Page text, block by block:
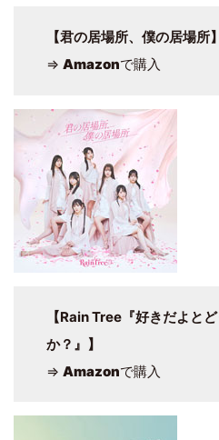
【君の居場所、僕の居場所】
⇒ Amazonで購入
【Rain Tree『好きだよと
か？』】
⇒ Amazonで購入